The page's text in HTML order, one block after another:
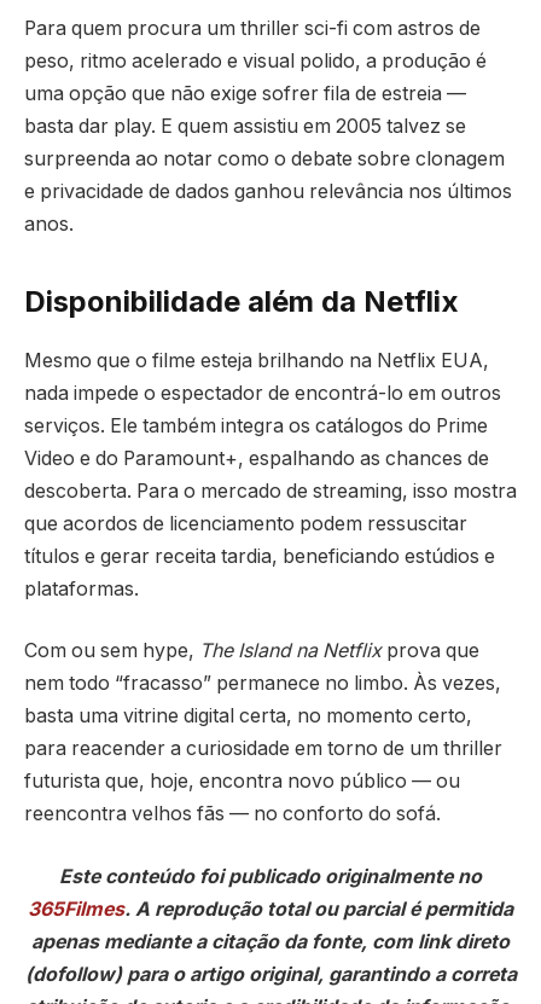
Para quem procura um thriller sci-fi com astros de
peso, ritmo acelerado e visual polido, a produção é
uma opção que não exige sofrer fila de estreia —
basta dar play. E quem assistiu em 2005 talvez se
surpreenda ao notar como o debate sobre clonagem
e privacidade de dados ganhou relevância nos últimos
anos.
Disponibilidade além da Netflix
Mesmo que o filme esteja brilhando na Netflix EUA,
nada impede o espectador de encontrá-lo em outros
serviços. Ele também integra os catálogos do Prime
Video e do Paramount+, espalhando as chances de
descoberta. Para o mercado de streaming, isso mostra
que acordos de licenciamento podem ressuscitar
títulos e gerar receita tardia, beneficiando estúdios e
plataformas.
Com ou sem hype, The Island na Netflixprova que
nem todo “fracasso” permanece no limbo. Às vezes,
basta uma vitrine digital certa, no momento certo,
para reacender a curiosidade em torno de um thriller
futurista que, hoje, encontra novo público — ou
reencontra velhos fãs — no conforto do sofá.
Este conteúdo foi publicado originalmente no
365Filmes. A reprodução total ou parcial é permitida
apenas mediante a citação da fonte, com link direto
(dofollow) para o artigo original, garantindo a correta